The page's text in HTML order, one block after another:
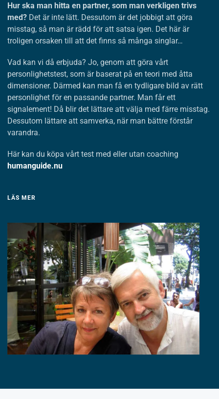
Hur ska man hitta en partner, som man verkligen trivs
med? Det är inte lätt. Dessutom är det jobbigt att göra
misstag, så man är rädd för att satsa igen. Det här är
troligen orsaken till att det finns så många singlar…
Vad kan vi då erbjuda? Jo, genom att göra vårt
personlighetstest, som är baserat på en teori med åtta
dimensioner. Därmed kan man få en tydligare bild av rätt
personlighet för en passande partner. Man får ett
signalement! Då blir det lättare att välja med färre misstag.
Dessutom lättare att samverka, när man bättre förstår
varandra.
Här kan du köpa vårt test med eller utan coaching
humanguide.nu
LÄS MER